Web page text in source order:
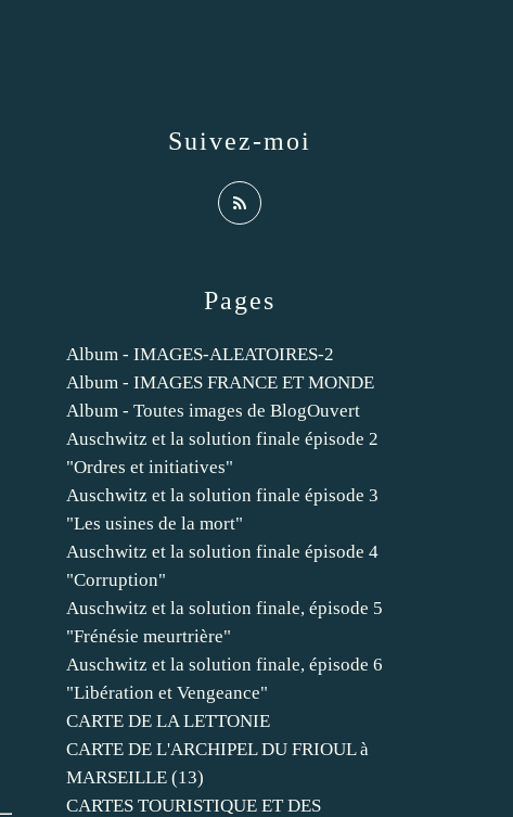
Pages
Album - IMAGES-ALEATOIRES-2
Album - IMAGES FRANCE ET MONDE
Album - Toutes images de BlogOuvert
Auschwitz et la solution finale épisode 2
"Ordres et initiatives"
Auschwitz et la solution finale épisode 3
"Les usines de la mort"
Auschwitz et la solution finale épisode 4
"Corruption"
Auschwitz et la solution finale, épisode 5
"Frénésie meurtrière"
Auschwitz et la solution finale, épisode 6
"Libération et Vengeance"
CARTE DE LA LETTONIE
CARTE DE L'ARCHIPEL DU FRIOUL à
MARSEILLE (13)
CARTES TOURISTIQUE ET DES
Suivez-moi